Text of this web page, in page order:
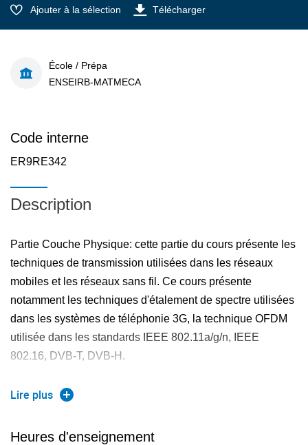
Ajouter à la sélection Télécharger
École / Prépa
ENSEIRB-MATMECA
Code interne
ER9RE342
Description
Partie Couche Physique: cette partie du cours présente les
techniques de transmission utilisées dans les réseaux
mobiles et les réseaux sans fil. Ce cours présente
notamment les techniques d'étalement de spectre utilisées
dans les systèmes de téléphonie 3G, la technique OFDM
utilisée dans les standards IEEE 802.11a/g/n, IEEE
802.16, DVB-T, DVB-H.
couche hautes :
les architecture de transmission des systèmes de
Lire plus
Heures d'enseignement